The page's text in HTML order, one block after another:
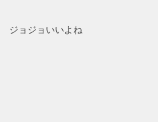
ジョジョいいよね